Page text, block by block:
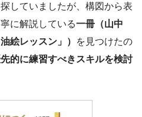
していましたが、構図から表
に解説している一冊（山中
絵レッスン」）
を見つけたの
的に練習すべきスキルを検討